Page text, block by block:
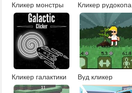
Кликер монстры Кликер рудокопа
Кликер галактики Вуд кликер